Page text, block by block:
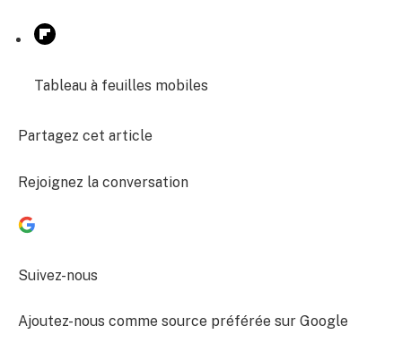
Tableau à feuilles mobiles
Partagez cet article
Rejoignez la conversation
Suivez-nous
Ajoutez-nous comme source préférée sur Google